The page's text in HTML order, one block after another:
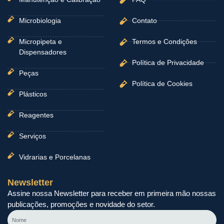
Microbiologia
Micropipeta e
Dispensadores
Peças
Plásticos
Reagentes
Serviços
Vidrarias e Porcelanas
Contato
Termos e Condições
Política de Privacidade
Política de Cookies
Newsletter
Assine nossa Newsletter para receber em primeira mão nossas
publicações, promoções e novidade do setor.
Nome